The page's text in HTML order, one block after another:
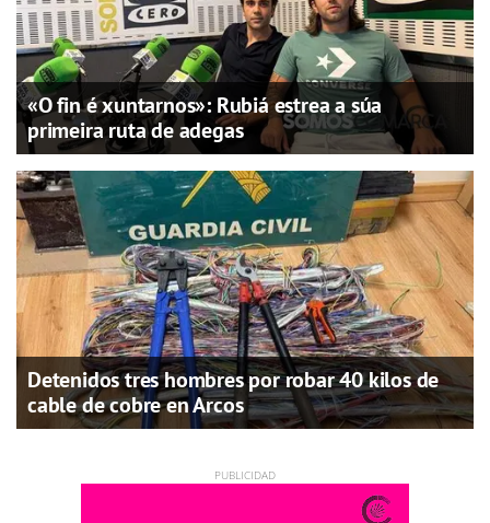
«O fin é xuntarnos»: Rubiá estrea a súa
primeira ruta de adegas
Detenidos tres hombres por robar 40 kilos de
cable de cobre en Arcos